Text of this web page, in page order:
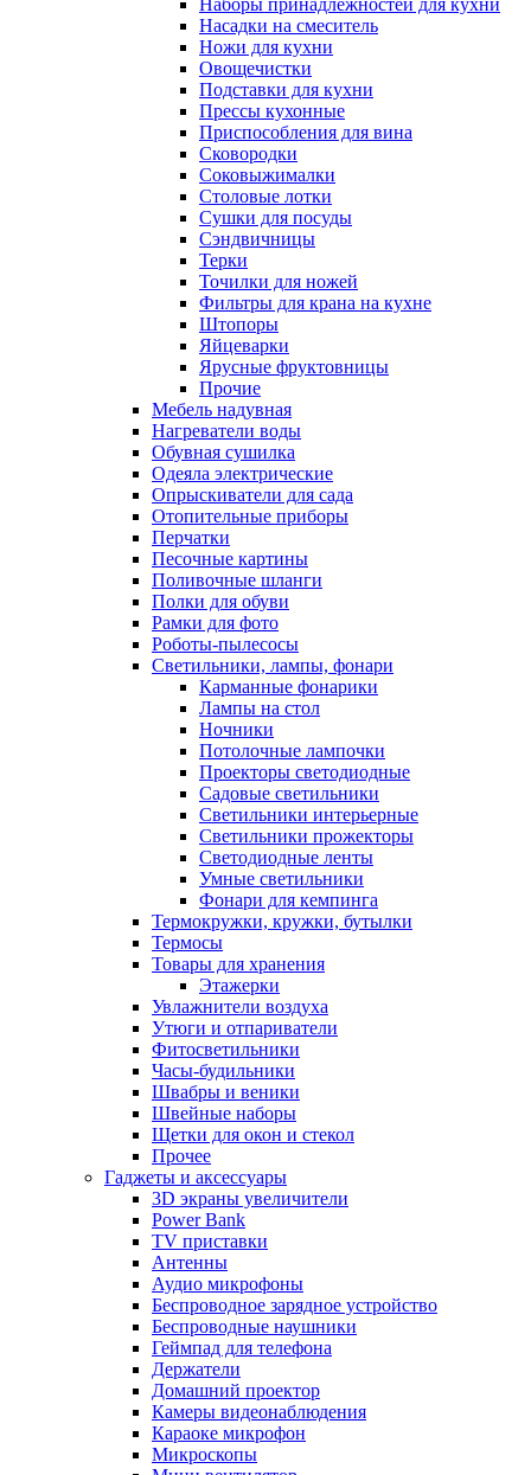
Наборы принадлежностей для кухни
Насадки на смеситель
Ножи для кухни
Овощечистки
Подставки для кухни
Прессы кухонные
Приспособления для вина
Сковородки
Соковыжималки
Столовые лотки
Сушки для посуды
Сэндвичницы
Терки
Точилки для ножей
Фильтры для крана на кухне
Штопоры
Яйцеварки
Ярусные фруктовницы
Прочие
Мебель надувная
Нагреватели воды
Обувная сушилка
Одеяла электрические
Опрыскиватели для сада
Отопительные приборы
Перчатки
Песочные картины
Поливочные шланги
Полки для обуви
Рамки для фото
Роботы-пылесосы
Светильники, лампы, фонари
Карманные фонарики
Лампы на стол
Ночники
Потолочные лампочки
Проекторы светодиодные
Садовые светильники
Светильники интерьерные
Светильники прожекторы
Светодиодные ленты
Умные светильники
Фонари для кемпинга
Термокружки, кружки, бутылки
Термосы
Товары для хранения
Этажерки
Увлажнители воздуха
Утюги и отпариватели
Фитосветильники
Часы-будильники
Швабры и веники
Швейные наборы
Щетки для окон и стекол
Прочее
Гаджеты и аксессуары
3D экраны увеличители
Power Bank
TV приставки
Антенны
Аудио микрофоны
Беспроводное зарядное устройство
Беспроводные наушники
Геймпад для телефона
Держатели
Домашний проектор
Камеры видеонаблюдения
Караоке микрофон
Микроскопы